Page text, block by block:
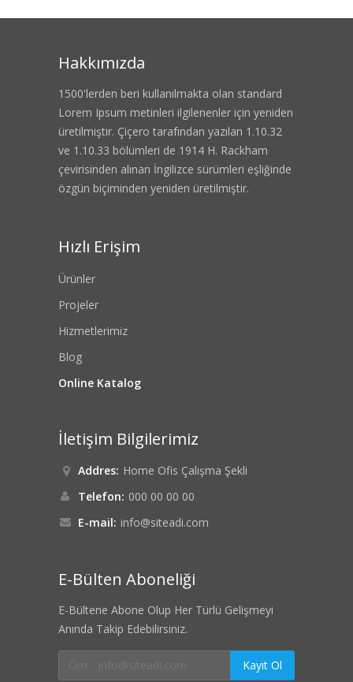
Hakkımızda
1500'lerden beri kullanılmakta olan standard
Lorem Ipsum metinleri ilgilenenler için yeniden
üretilmiştir. Çiçero tarafından yazılan 1.10.32
ve 1.10.33 bölümleri de 1914 H. Rackham
çevirisinden alınan İngilizce sürümleri eşliğinde
özgün biçiminden yeniden üretilmiştir.
Hızlı Erişim
Ürünler
Projeler
Hizmetlerimiz
Blog
Online Katalog
İletişim Bilgilerimiz
Addres: Home Ofis Çalışma Şekli
Telefon: 000 00 00 00
E-mail: info@siteadi.com
E-Bülten Aboneliği
E-Bültene Abone Olup Her Türlü Gelişmeyi
Anında Takip Edebilirsiniz.
Kayıt Ol